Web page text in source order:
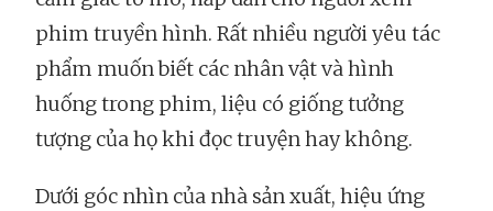
phim truyền hình. Rất nhiều người yêu tác
phẩm muốn biết các nhân vật và hình
huống trong phim, liệu có giống tưởng
tượng của họ khi đọc truyện hay không.
Dưới góc nhìn của nhà sản xuất, hiệu ứng